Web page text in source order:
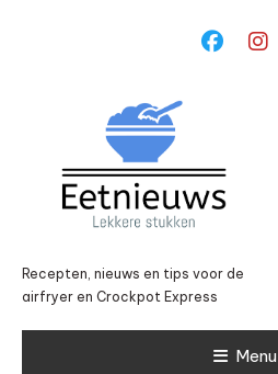
Recepten, nieuws en tips voor de
airfryer en Crockpot Express
Menu